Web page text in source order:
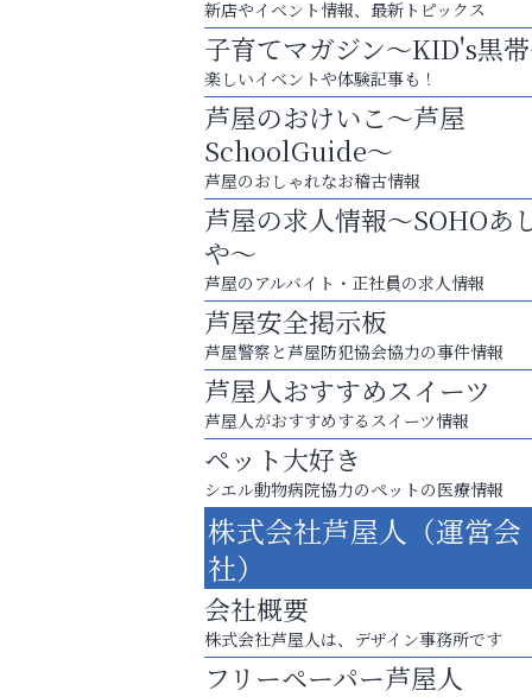
運動不足「動かない」を解消しませんか？
アクイール芦屋店
洋服お売りください！ 買取サービスは
出張・宅配・持ち込みすべて無料！
整体院エスコート・芦屋サロ
ン
新店やイベント情報、最新トピックス
子育てマガジン～KID's黒
楽しいイベントや体験記事も！
芦屋のおけいこ～芦屋
SchoolGuide～
芦屋のおしゃれなお稽古情報
芦屋の求人情報～SOHOあ
や～
芦屋のアルバイト・正社員の求人情報
芦屋安全掲示板
芦屋警察と芦屋防犯協会協力の事件情報
芦屋人おすすめスイーツ
芦屋人がおすすめするスイーツ情報
ペット大好き
シエル動物病院協力のペットの医療情報
株式会社芦屋人（運営会
社）
会社概要
株式会社芦屋人は、デザイン事務所です
フリーペーパー芦屋人